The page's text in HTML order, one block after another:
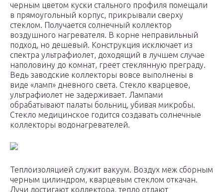
черным цветом куски стального профиля помещали
в прямоугольный корпус, прикрывали сверху
стеклом. Получается солнечный коллектор
воздушного нагревателя. В корне неправильный
подход, но дешевый. Конструкция исключает из
спектра ультрафиолет, доходящий в лучшем случае
наполовину до комнат, греет стеклянную преграду.
Ведь заводские коллекторы вовсе выполнены в
виде «ламп» дневного света. Стекло кварцевое,
ультрафиолет не задерживает. Лампами
обрабатывают палаты больниц, убивая микробы.
Стекло медицинское годится создавать солнечные
коллекторы водонагревателей.
Теплоизоляцией служит вакуум. Воздух меж сборным
черным цилиндром, кварцевым стеклом откачан.
Лучи достигают коллектора, тепло отдают